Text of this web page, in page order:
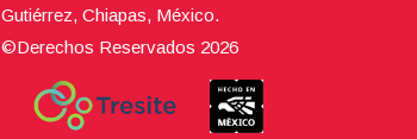
Gutiérrez, Chiapas, México.
©Derechos Reservados 2026